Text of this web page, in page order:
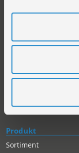
Händlersuche
Servicepartner-
Autorisierter
Produkt
Sortiment